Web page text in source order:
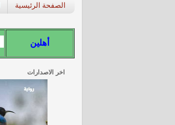
الصفحة الرئيسية
أهلين
اخر الاصدارات